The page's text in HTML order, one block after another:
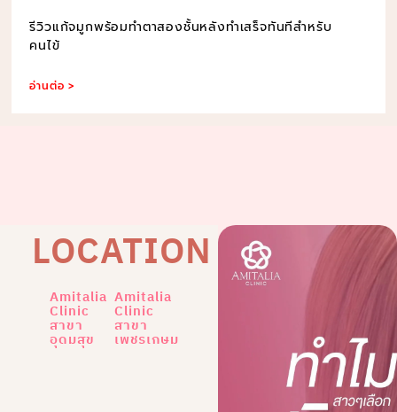
รีวิวแก้จมูกพร้อมทำตาสองชั้นหลังทำเสร็จทันทีสำหรับ
คนไข้
อ่านต่อ >
LOCATION
Amitalia
Clinic
สาขา
อุดมสุข
Amitalia
Clinic
สาขา
เพชรเกษม